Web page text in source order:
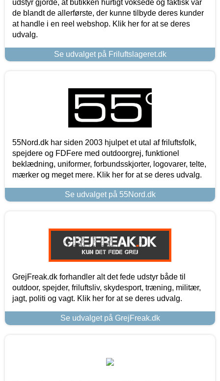
udstyr gjorde, at butikken hurtigt voksede og faktisk var
de blandt de allerførste, der kunne tilbyde deres kunder
at handle i en reel webshop. Klik her for at se deres
udvalg.
Se udvalget på Friluftslageret.dk
55Nord.dk har siden 2003 hjulpet et utal af friluftsfolk,
spejdere og FDFere med outdoorgrej, funktionel
beklædning, uniformer, forbundsskjorter, logovarer, telte,
mærker og meget mere. Klik her for at se deres udvalg.
Se udvalget på 55Nord.dk
GrejFreak.dk forhandler alt det fede udstyr både til
outdoor, spejder, friluftsliv, skydesport, træning, militær,
jagt, politi og vagt. Klik her for at se deres udvalg.
Se udvalget på GrejFreak.dk